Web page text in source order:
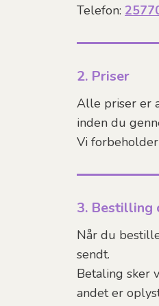
Telefon:
2. Priser
Alle priser er
inden du
Vi
3. Bestilling
Når du
sendt.
Betaling sker
andet er